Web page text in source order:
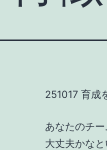
251017 育成
あなたのチ
大丈夫かな